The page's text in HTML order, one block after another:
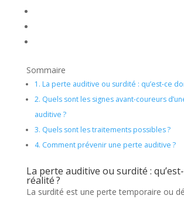
Sommaire
1. La perte auditive ou surdité : qu’est-ce
2. Quels sont les signes avant-coureurs
auditive ?
3. Quels sont les traitements possibles ?
4. Comment prévenir une perte auditive ?
La perte auditive ou surdité :
réalité ?
La surdité est une perte temporaire ou